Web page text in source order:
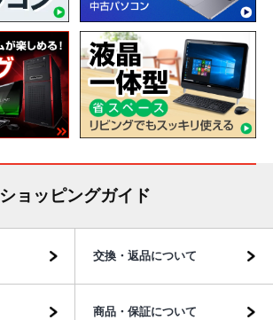
ショッピングガイド
交換・返品について
商品・保証について